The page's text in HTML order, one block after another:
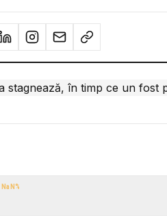
NaN%